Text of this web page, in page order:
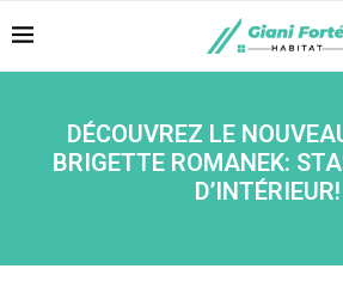
DÉCOUVREZ LE
BRIGETTE ROMANEK:
D’INTÉRIEUR!